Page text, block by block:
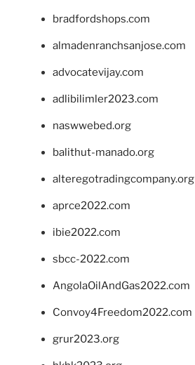
bradfordshops.com
almadenranchsanjose.com
advocatevijay.com
adlibilimler2023.com
naswwebed.org
balithut-manado.org
alteregotradingcompany.org
aprce2022.com
ibie2022.com
sbcc-2022.com
AngolaOilAndGas2022.com
Convoy4Freedom2022.com
grur2023.org